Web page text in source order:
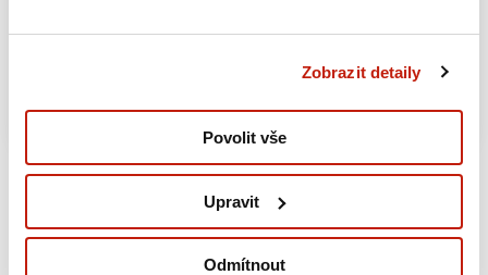
Zobrazit detaily
Povolit vše
Upravit
Odmítnout
se měří jejich dopad